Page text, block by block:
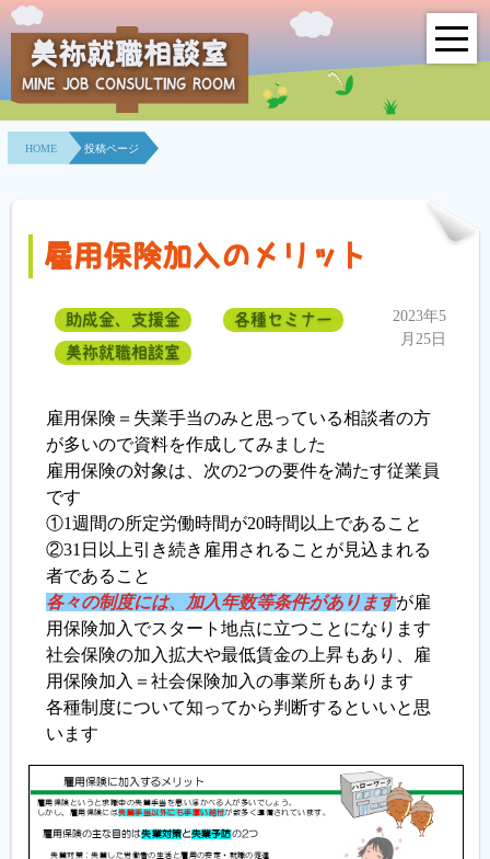
HOME
事業所紹介
相談室とは？
利用者の声
求人情報検索
各種セミナー
履歴書ジェネレーター
美祢就職相談室
MINE JOB CONSULTING ROOM
HOME 投稿ページ
雇用保険加入のメリット
助成金、支援金
各種セミナー
美祢就職相談室
2023年5
月25日
雇用保険＝失業手当のみと思っている相談者の方
が多いので資料を作成してみました
雇用保険の対象は、次の2つの要件を満たす従業員
です
①1週間の所定労働時間が20時間以上であること
②31日以上引き続き雇用されることが見込まれる
者であること
各々の制度には、加入年数等条件がありますが雇
用保険加入でスタート地点に立つことになります
社会保険の加入拡大や最低賃金の上昇もあり、雇
用保険加入＝社会保険加入の事業所もあります
各種制度について知ってから判断するといいと思
います